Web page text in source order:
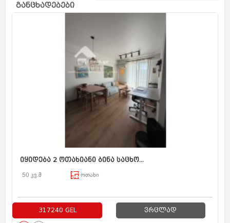
განცხადებები
იყიდება 2 ოთახიანი ბინა საცხო...
50 კვ.მ ოთახი
317240 GEL ვრცლად